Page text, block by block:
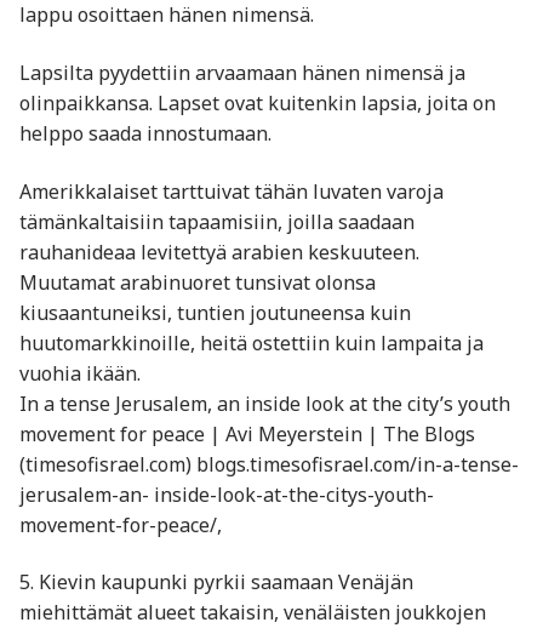
lappu osoittaen hänen nimensä.
Lapsilta pyydettiin arvaamaan hänen nimensä ja
olinpaikkansa. Lapset ovat kuitenkin lapsia, joita on
helppo saada innostumaan.
Amerikkalaiset tarttuivat tähän luvaten varoja
tämänkaltaisiin tapaamisiin, joilla saadaan
rauhanideaa levitettyä arabien keskuuteen.
Muutamat arabinuoret tunsivat olonsa
kiusaantuneiksi, tuntien joutuneensa kuin
huutomarkkinoille, heitä ostettiin kuin lampaita ja
vuohia ikään.
In a tense Jerusalem, an inside look at the city’s youth
movement for peace | Avi Meyerstein | The Blogs
(timesofisrael.com) blogs.timesofisrael.com/in-a-tense-
jerusalem-an- inside-look-at-the-citys-youth-
movement-for-peace/,
5. Kievin kaupunki pyrkii saamaan Venäjän
miehittämät alueet takaisin, venäläisten joukkojen